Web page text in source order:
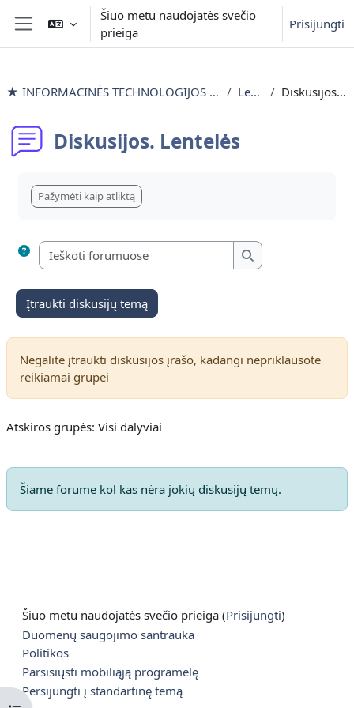
Pereiti į pagrindinį turinį
Šoninis skydelis
Šiuo metu naudojatės svečio
prieiga
Prisijungti
★ INFORMACINĖS TECHNOLOGIJOS išlyginamieji mokymai Lentelės Diskusijos. Lentelės
Diskusijos. Lentelės
Pažymėti kaip atliktą
Ieškoti forumuose
Ieškoti forumuose
Įtraukti diskusijų temą
Negalite įtraukti diskusijos įrašo, kadangi nepriklausote
reikiamai grupei
Atskiros grupės: Visi dalyviai
Šiame forume kol kas nėra jokių diskusijų temų.
Šiuo metu naudojatės svečio prieiga (Prisijungti)
Duomenų saugojimo santrauka
Politikos
Parsisiųsti mobiliąją programėlę
Persijungti į standartinę temą